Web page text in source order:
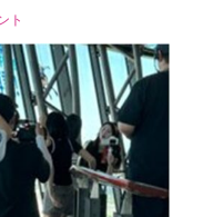
ト